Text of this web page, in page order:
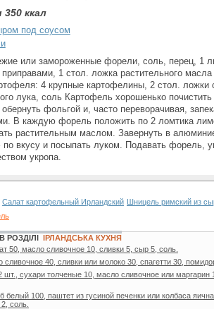
ккал
под соусом
или замороженные форели, соль, перец, 1
1 стол. ложка растительного
4 крупные картофелины, 2 стол. ложки
лука, соль Картофель хорошенько
обернуть фольгой и, часто переворачивая,
В каждую форель положить по 2 ломтика
растительным маслом. Завернуть в
по вкусу и посыпать луком. Подавать форель,
укропа.
Салат картофельный Ирландский Шницель римский из
РОЗДІЛІ ІРЛАНДСЬКА КУХНЯ
50, масло сливочное 10, сливки 5, сыр 5, соль.
сливочное 40, сливки или молоко 30, спагетти 30,
шт., сухари толченые 10, масло сливочное или
белый 100, паштет из гусиной печенки или колбаса
соль.